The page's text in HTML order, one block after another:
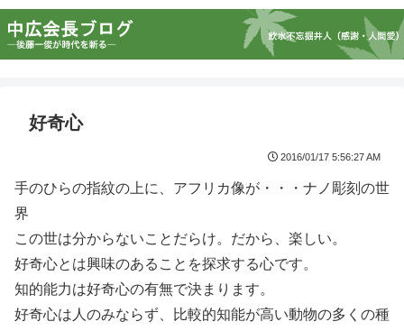
好奇心
2016/01/17 5:56:27 AM
手のひらの指紋の上に、アフリカ像が・・・ナノ彫刻の世
界
この世は分からないことだらけ。だから、楽しい。
好奇心とは興味のあることを探求する心です。
知的能力は好奇心の有無で決まります。
好奇心は人のみならず、比較的知能が高い動物の多くの種